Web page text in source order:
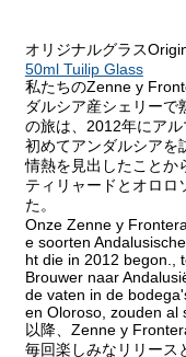
オリジナルグラス
50ml Tuilip Glass
私たちのZenne y
ダルシア産シェリーで
の旅は、2012年にア
初めてアンダルシアを
情熱を見出したことか
ティリャードとオロロ
た。
Onze Zenne y
e soorten
ht die in 2012 begon.,
Brouwer naar
de vaten in de
en Oloroso, zouden al
以降、Zenne y
毎回楽しみなリリース